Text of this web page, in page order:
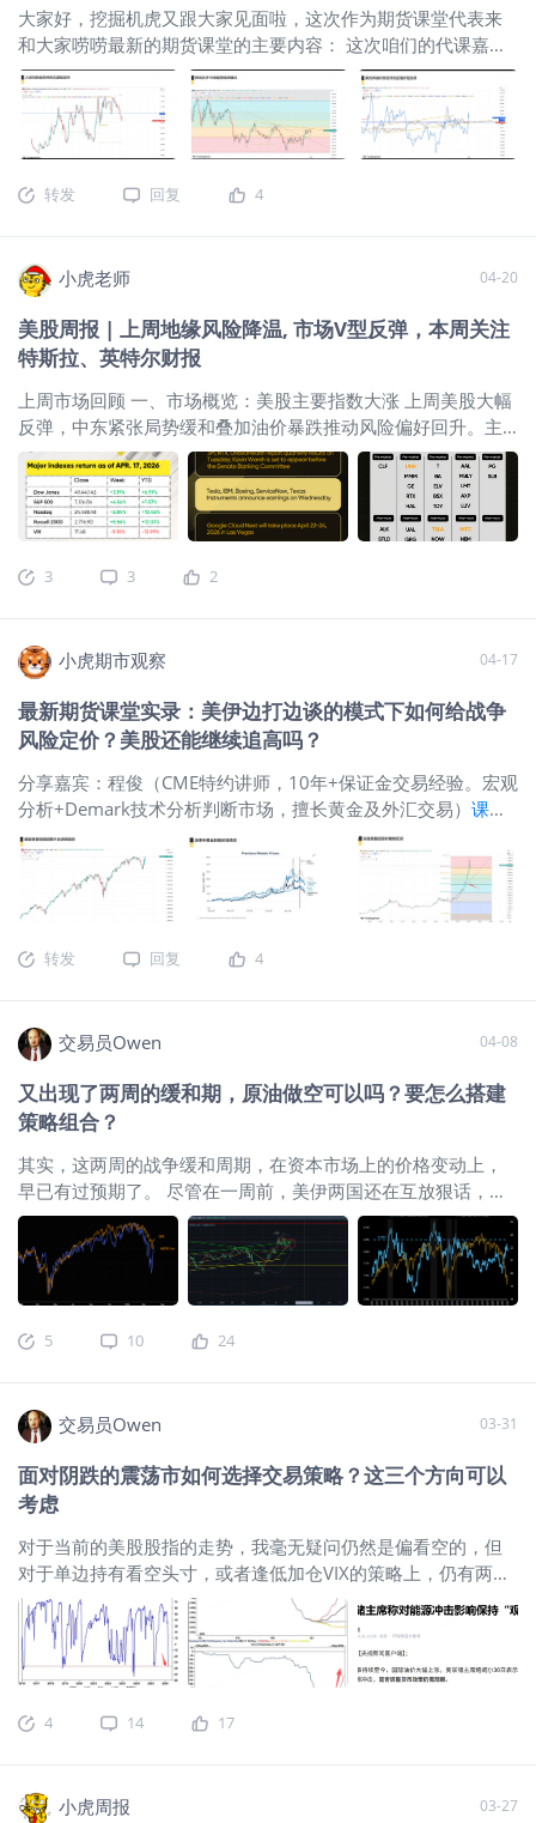
的主要央行。接下来，美联储将在4月28日至29日召开FOMC会
议；英国央行和欧洲央行也都将在4月30日公布利率决定。本周
市场真正要看的，可能不是这些央行会不会立刻行动，而是它
们会如何描述通胀、能源价格和增长风险。过去一段时间，市
场反复交易“什么时候降息”；但在油价上行和通胀预期重新抬头
的环境下，利率交易的重点可能正在转向另一个问题：央行会
不会比市场想象得更难转鸽，甚至重新保留更鹰派的政策选
全球套息交易的重要低成本资金来源。一旦日本加息预期升
温，日元汇率、日债收益率和全球风险偏好都会受到影响。与
此同时，美联储本周的措辞会直接影响美债收益率和美元强
弱，最后再传导到美股科技股估值与港股外资风险偏好上。对
港美股投资者来说，本周利率交易不是背
大家好，挖掘机虎又跟大家见面啦，这次作为期货课堂代表来
和大家唠唠最新的期货课堂的主要内容： 这次咱们的代课嘉宾
是程俊老师 程俊(Dream Cheng)老师是期货及金融衍生品领域
的资深专业交易员和分析师，拥有超过15年的保证金实盘交易
经验，自2007年起深耕金融市场。他擅长外汇、黄金、期货等
高杠杆品种的交易与研究,对技术分析有独到见解。 在美伊新局
油、黄金等主要资产波动有限，谈判进程尚未迎来明确结果，
围绕美伊新局势下的市场行情展开，重点探讨美元资产的为表
问题。程俊通过技术面、基本面和市场逻辑分析，强调美元长
线看空，并结合当前谈判拉扯局势，预测不同情境下的资产表
现。 战争阴云或让沃什更加鹰派，缩表换降息的政策将触发美
元拐点?（课堂链接）接下来就带大家回顾本期课堂内容。 美
伊局势下美元资产现状及中长线布局探讨 本期课堂以美伊新局
势为背景，深入剖析当前市场行情，特别是美元资产的表现。
上周股票、原油、黄金等资产变化不大，谈判仍在拉扯过程
中，没有短期内完成最终结果的迹象。程俊指出，这一周重点
关注外汇尤其是美元的风险，将美元资产描述为“四面楚歌”的状
况，值得从中长线角度布局。美元资产主要涵盖美元指数、美
转发 回复 4
小虎老师 04-20
美股周报 | 上周地缘风险降温, 市场V型反弹，本周关注
特斯拉、英特尔财报
上周市场回顾 一、市场概览：美股主要指数大涨 上周美股大幅
反弹，中东紧张局势缓和叠加油价暴跌推动风险偏好回升。主
要指数表现：$标普500(.SPX)$：+4.54%，收于7,126.06点
$纳斯达克(.IXIC)$：+6.84%，连涨13个交易日（1992年以来
最长连涨纪录）$道琼斯(.DJI)$：+3.19%
$罗素2000指数
ETF(IWM)$：+5.56%，创下历史新高 风格上，成长股连续第三
(VIX)$
波动率指数下跌9.1%至17.48。 宏观与大宗
：10年期收益率从3月27日高点4.44%降至4.24%，连续四周下
价格上涨贡献约一半涨幅 财报季开局：大型银行业绩超预期，
金融业Q1盈利预期从15.1%上调至19.7% 二、美股板块与个股
亮点 领涨板块：数据处理外包服务（+19.87%）、互
3 3 2
小虎期市观察 04-17
最新期货课堂实录：美伊边打边谈的模式下如何给战争
风险定价？美股还能继续追高吗？
分享嘉宾：程俊（CME特约讲师，10年+保证金交易经验。宏观
分析+Demark技术分析判断市场，擅长黄金及外汇交易） 课堂
内容链接供大家观看
本次分享围绕美伊局势变化下的资产走
势、局势发展可能性及交易策略展开，重点涉及原油、黄金、
美股、美元、美债及加密资产在不同情景下的表现，并结合未
来一到三周的关键观察窗口，对后续市场主线进行了梳理。
有的交易逻辑，即局势升级时下跌，缓和或停战时反弹或修
产则会出现修复。 这一逻辑在多数品种上仍然有效，因此近期
过，这一轮行情中也出现了少数与传统经验不完全一致的情
况，最典型的是黄金和美债。黄金虽然长期被视为避险资产，
但本轮表现并不强，甚至在某些阶段呈现出更偏风险资产的特
征。核心原因在于，黄金前期涨幅较大，买盘已经被透支，价
格位置也不再具备明显性价比，在流动性和兑现压力下，避险
属性并没有充分发挥出来。美债同样没有明显体现以往的避风
港作用，这也意味着市场对美元资产的理解正在发生变化，不
再默认所有美元资产都能在地缘冲突中自动受益。当前市场所
处的位置，更接近停战窗口下的修复期，而不是风险资产从熊
转牛的全面反转阶段。 无论是贵金属、加密资产，还是其他风
转发 回复 4
交易员Owen 04-08
又出现了两周的缓和期，原油做空可以吗？要怎么搭建
策略组合？
其实，这两周的战争缓和周期，在资本市场上的价格变动上，
早已有过预期了。 尽管在一周前，美伊两国还在互放狠话，美
国还说要毁灭伊朗的文明，但这些嘴炮过后，你发现没有，原
油并没有创下新高，而且以往在原油飙升带动下的美国1年期通
胀预期，以及对美股涨跌最为敏感的10年期美债收益率其实都
很平静，甚至说，10年期美债收益率在触及4.5%的高位后，还
标普出现了上涨：
$标普500波动率指数(VIX)$
位置，并继续下破，尽管之前两国互放狠话，但通胀率的预期
能债市的交易者们认为，战争已经到了阶段性缓和的阶段了，
我们可能并没有理由来预期战争进入更加激烈的升级阶段。
$1.5倍做多短期期货恐慌指数ETF-Proshares(UVXY)$ 我之前跟
大家说过，10年美债收益率4.5%的价格是非常重要的一个收益
率点位，因为美股从规律上而言，往往无法承受一个月内长债
收益率会往上涨2个标准差的点位，这个点位刚好就是4.5%，从
标普和10年美债收益率的对比走势上我们可以发现，历史行情
上看，一旦10年期美债收益率突破了4.5%，则美股有可能大幅
下跌：$美国10年期国债收益率(US10Y.BOND)$
5 10 24
交易员Owen 03-31
面对阴跌的震荡市如何选择交易策略？这三个方向可以
考虑
对于当前的美股股指的走势，我毫无疑问仍然是偏看空的，但
对于单边持有看空头寸，或者逢低加仓VIX的策略上，仍有两个
巨大的风险大家不得不防：第一，就是当前的美伊战争局面走
向并不明确，一旦美伊和谈的消息被做实，或者有哪个东方大
国来调停了，则美股指可能短期内会有大幅的上涨，单边持有
看空头寸而不设止损；又或者没有搭建熊市价差的期权策略来
前CTA基金针对美股的头寸的抛售已经告一段落，基金的向上凸
ETF(VIXY)$ $VIX波动率主连 2604(VIXmain)$
$1.5倍做多短期
4 14 17
小虎周报 03-27